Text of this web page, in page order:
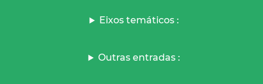
Eixos temáticos :
Outras entradas :